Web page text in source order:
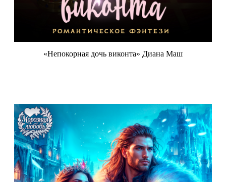
«Непокорная дочь виконта» Диана Маш